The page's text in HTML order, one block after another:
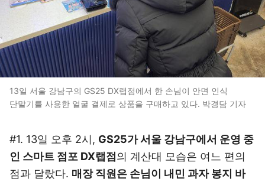
13일 서울 강남구의 GS25 DX랩점에서 한 손님이 안면 인식
단말기를 사용한 얼굴 결제로 상품을 구매하고 있다. 박경담 기자
#1. 13일 오후 2시, GS25가 서울 강남구에서 운영 중
인 스마트 점포 DX랩점 의 계산대 모습은 여느 편의
점과 달랐다. 매장 직원은 손님이 내민 과자 봉지 바